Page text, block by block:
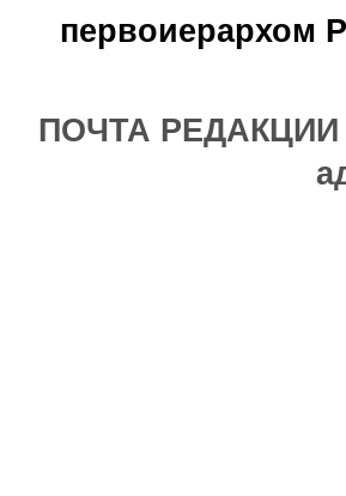
первоиерархом
ПОЧТА РЕДАКЦИИ